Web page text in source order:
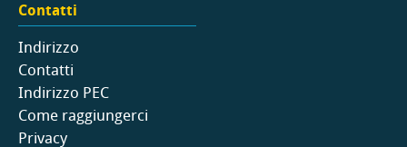
Contatti
Indirizzo
Contatti
Indirizzo PEC
Come raggiungerci
Privacy